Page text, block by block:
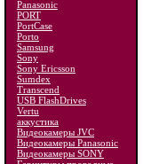
Panasonic
PORT
PortCase
Porto
Samsung
Sony
Sony Ericsson
Sumdex
Transcend
USB FlashDrives
Vertu
аккустика
Видеокамеры JVC
Видеокамеры Panasonic
Видеокамеры SONY